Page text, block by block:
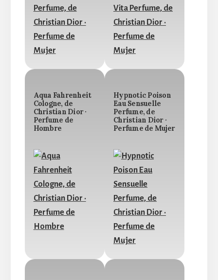
Aqua Fahrenheit
Cologne, de
Christian Dior ·
Perfume de
Hombre
Hypnotic Poison
Eau Sensuelle
Perfume, de
Christian Dior ·
Perfume de Mujer